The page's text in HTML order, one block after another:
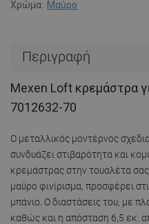
Χρώμα: Μαύρο
Περιγραφή
Mexen Loft κρεμάστρα
7012632-70
Ο μεταλλικός μοντέρνος
συνδυάζει στιβαρότητα και
κρεμάστρας στην τουαλέτα
μαύρο φινίρισμα, προσφέρει
μπάνιο. Ο διαστάσεις του, με
καθώς και η απόσταση 6,5 εκ.